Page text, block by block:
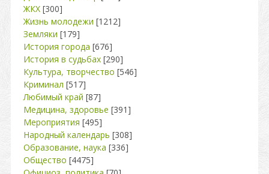
ЖКХ [300]
Жизнь молодежи [1212]
Земляки [179]
История города [676]
История в судьбах [290]
Культура, творчество [546]
Криминал [517]
Любимый край [87]
Медицина, здоровье [391]
Мероприятия [495]
Народный календарь [308]
Образование, наука [336]
Общество [4475]